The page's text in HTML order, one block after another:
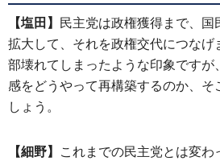
【塩田】
民主党は政権獲得まで、国
拡大して、それを政権交代につなげ
部壊れてしまったような印象ですが
感をどうやって再構築するのか、そ
しょう。
【細野】
これまでの民主党とは変わ